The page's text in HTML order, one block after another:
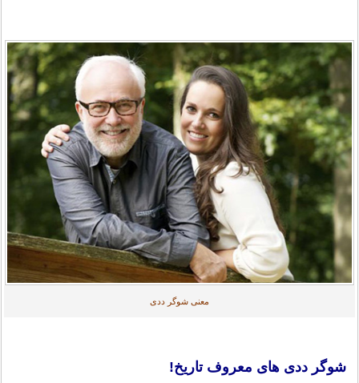
معنی شوگر ددی
شوگر ددی های معروف تاریخ!